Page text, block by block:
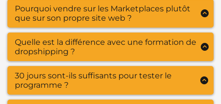
Pourquoi vendre sur les Marketplaces plutôt
que sur son propre site web ?
Vendre sur les marketplaces est souvent plus
intéréssant que via la création d'un site personnel car
cela te dipense de devoir trouver ton audience et tes
clients.
Le processus est
rapide et simple, sans complexité
technique et avec une gestion simplifiée des
transactions d'achat. Sans compter que les
Quelle est la différence avec une formation de
dropshipping ?
Ce sont deux business model différent. Notre
programmese concentre sur "la base" du e-
commerce
30 jours sont-ils suffisants pour tester le
programme ?